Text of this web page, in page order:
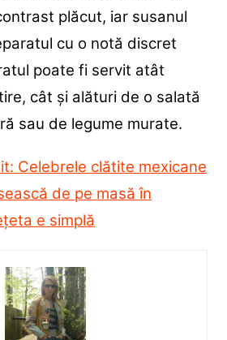
plăcut, iar susanul
cu o notă discret
poate fi servit atât
cât și alături de o salată
sau de legume murate.
Celebrele clătite mexicane
de pe masă în
e simplă